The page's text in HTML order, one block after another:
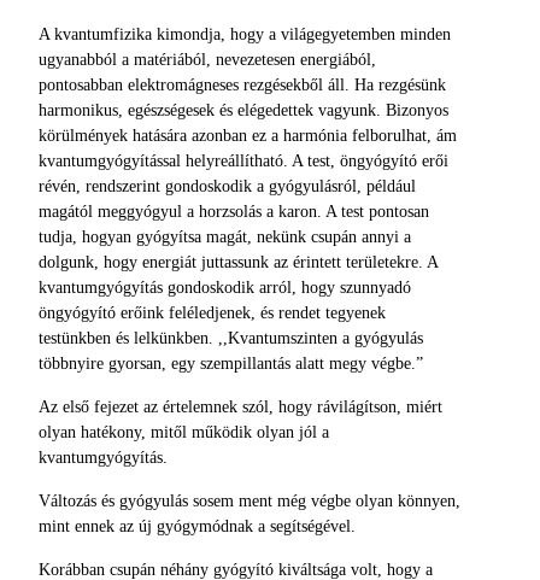
A kvantumfizika kimondja, hogy a világegyetemben minden
ugyanabból a matériából, nevezetesen energiából,
pontosabban elektromágneses rezgésekből áll. Ha rezgésünk
harmonikus, egészségesek és elégedettek vagyunk. Bizonyos
körülmények hatására azonban ez a harmónia felborulhat, ám
kvantumgyógyítással helyreállítható. A test, öngyógyító erői
révén, rendszerint gondoskodik a gyógyulásról, például
magától meggyógyul a horzsolás a karon. A test pontosan
tudja, hogyan gyógyítsa magát, nekünk csupán annyi a
dolgunk, hogy energiát juttassunk az érintett területekre. A
kvantumgyógyítás gondoskodik arról, hogy szunnyadó
öngyógyító erőink feléledjenek, és rendet tegyenek
testünkben és lelkünkben. ,,Kvantumszinten a gyógyulás
többnyire gyorsan, egy szempillantás alatt megy végbe.”
Az első fejezet az értelemnek szól, hogy rávilágítson, miért
olyan hatékony, mitől működik olyan jól a
kvantumgyógyítás.
Változás és gyógyulás sosem ment még végbe olyan könnyen,
mint ennek az új gyógymódnak a segítségével.
Korábban csupán néhány gyógyító kiváltsága volt, hogy a